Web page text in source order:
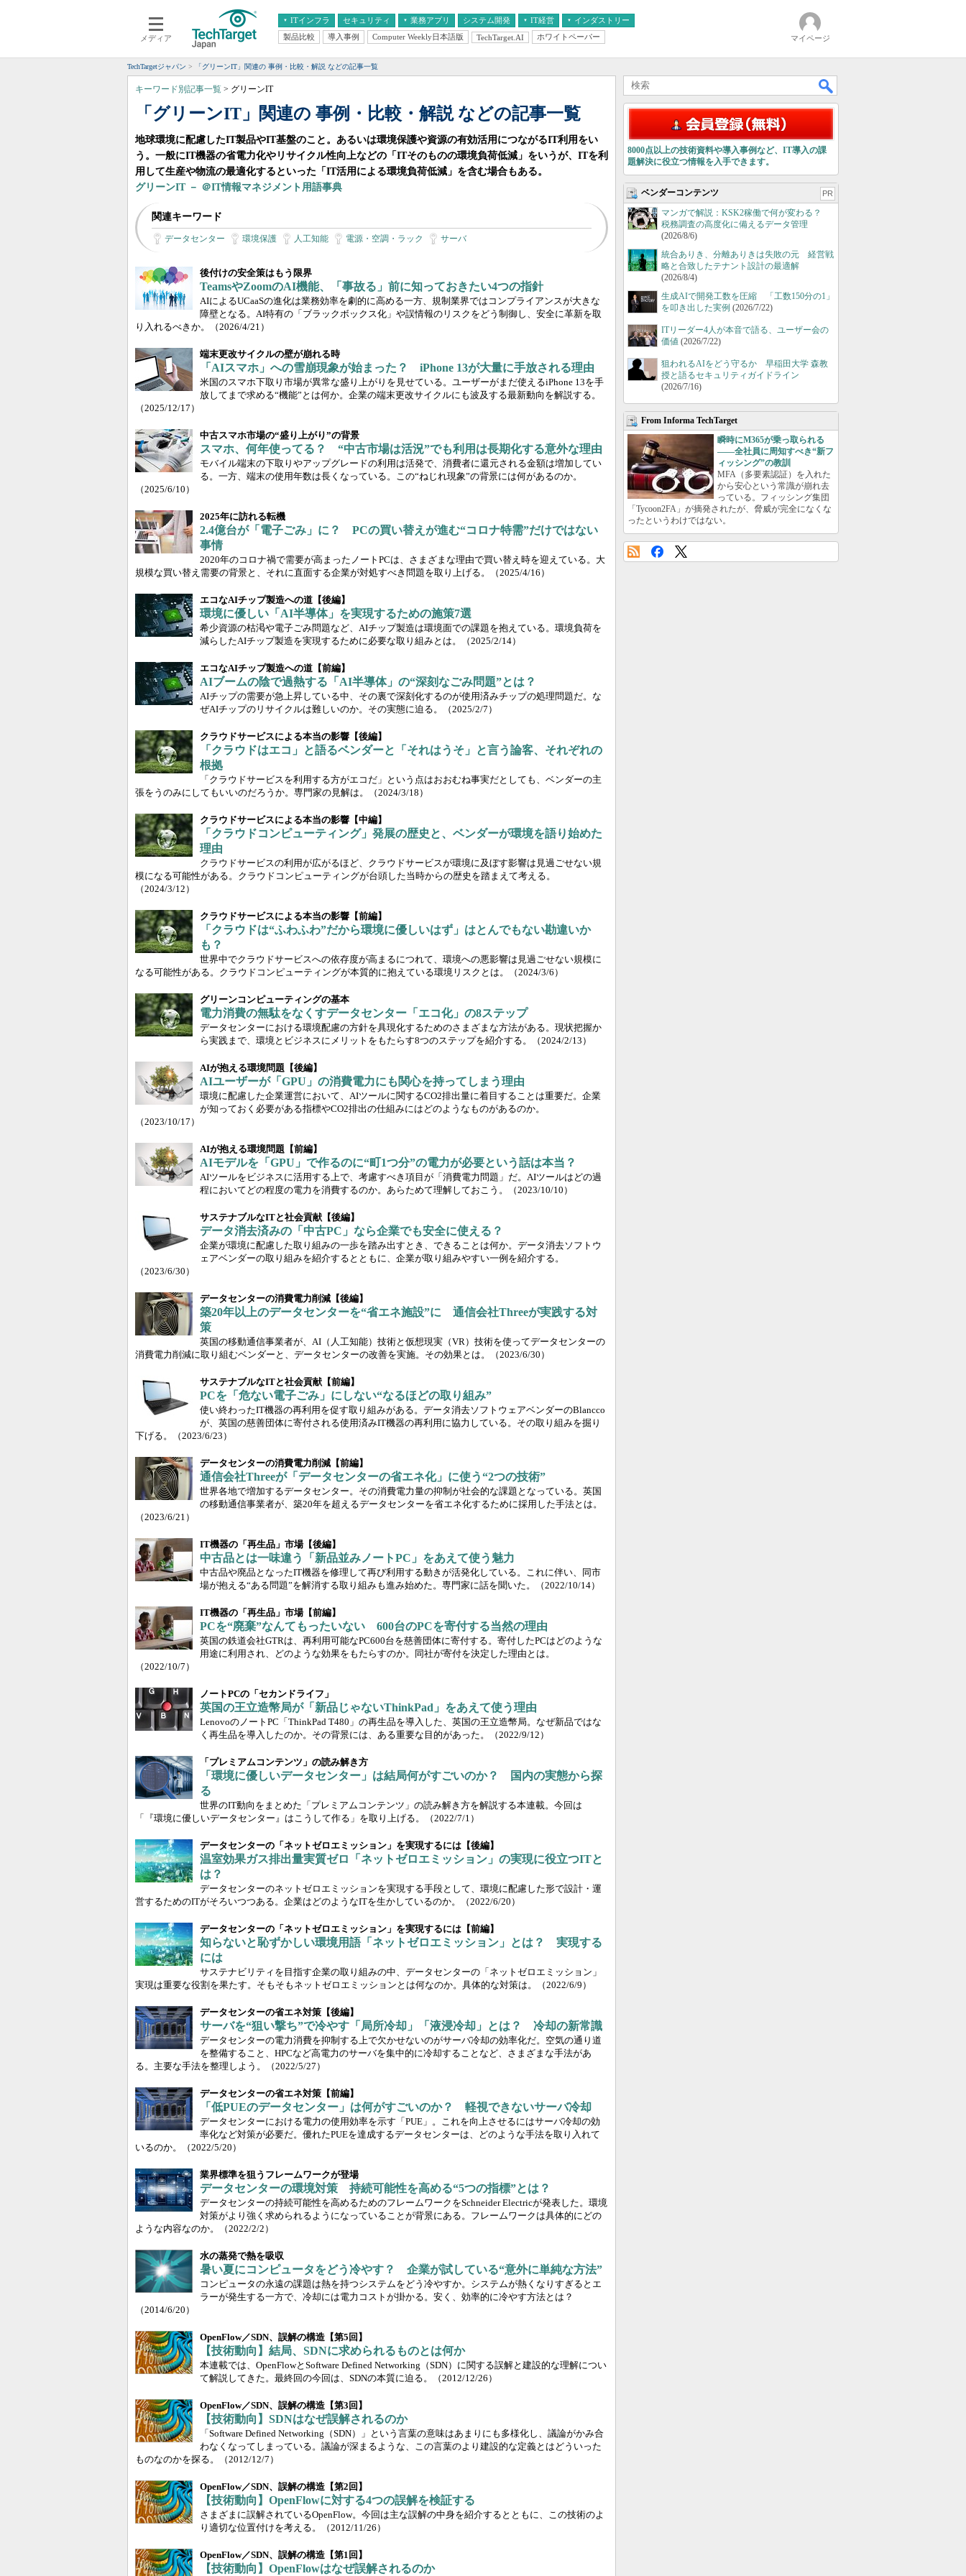
メディア
ITインフラ
クラウド
サーバ＆ストレージ
スマートモバイル
システム運用管理
セキュリティ 業務アプリ
エンタープライズAI
ERP
情報系システム
システム開発 IT経営
経営とIT
インダストリー
医療IT
製品比較 導入事例 Computer Weekly日本語版 TechTarget.AI ホワイトペーパー マイページ
TechTargetジャパン 「グリーンIT」関連の 事例・比較・解説 などの記事一覧
キーワード別記事一覧 > グリーンIT
「グリーンIT」関連の 事例・比較・解説 などの記事一覧
地球環境に配慮したIT製品やIT基盤のこと。あるいは環境保護や資源の有効活用につながるIT利用をい
う。一般にIT機器の省電力化やリサイクル性向上などの「ITそのものの環境負荷低減」をいうが、ITを利
用して生産や物流の最適化するといった「IT活用による環境負荷低減」を含む場合もある。
グリーンIT － ＠IT情報マネジメント用語事典
関連キーワード
データセンター 環境保護 人工知能 電源・空調・ラック サーバ
後付けの安全策はもう限界
TeamsやZoomのAI機能、「事故る」前に知っておきたい4つの指針
AIによるUCaaSの進化は業務効率を劇的に高める一方、規制業界ではコンプライアンスが大きな
障壁となる。AI特有の「ブラックボックス化」や誤情報のリスクをどう制御し、安全に革新を取
り入れるべきか。
（2026/4/21）
端末更改サイクルの壁が崩れる時
「AIスマホ」への雪崩現象が始まった？ iPhone 13が大量に手放される理由
米国のスマホ下取り市場が異常な盛り上がりを見せている。ユーザーがまだ使えるiPhone 13を手
放してまで求める“機能”とは何か。企業の端末更改サイクルにも波及する最新動向を解説する。
（2025/12/17）
中古スマホ市場の“盛り上がり”の背景
スマホ、何年使ってる？ “中古市場は活況”でも利用は長期化する意外な理由
モバイル端末の下取りやアップグレードの利用は活発で、消費者に還元される金額は増加してい
る。一方、端末の使用年数は長くなっている。この“ねじれ現象”の背景には何があるのか。
（2025/6/10）
2025年に訪れる転機
2.4億台が「電子ごみ」に？ PCの買い替えが進む“コロナ特需”だけではない
事情
2020年のコロナ禍で需要が高まったノートPCは、さまざまな理由で買い替え時を迎えている。大
規模な買い替え需要の背景と、それに直面する企業が対処すべき問題を取り上げる。
（2025/4/16）
エコなAIチップ製造への道【後編】
環境に優しい「AI半導体」を実現するための施策7選
希少資源の枯渇や電子ごみ問題など、AIチップ製造は環境面での課題を抱えている。環境負荷を
減らしたAIチップ製造を実現するために必要な取り組みとは。
（2025/2/14）
エコなAIチップ製造への道【前編】
AIブームの陰で過熱する「AI半導体」の“深刻なごみ問題”とは？
AIチップの需要が急上昇している中、その裏で深刻化するのが使用済みチップの処理問題だ。な
ぜAIチップのリサイクルは難しいのか。その実態に迫る。
（2025/2/7）
クラウドサービスによる本当の影響【後編】
「クラウドはエコ」と語るベンダーと「それはうそ」と言う論客、それぞれの
根拠
「クラウドサービスを利用する方がエコだ」という点はおおむね事実だとしても、ベンダーの主
張をうのみにしてもいいのだろうか。専門家の見解は。
（2024/3/18）
クラウドサービスによる本当の影響【中編】
「クラウドコンピューティング」発展の歴史と、ベンダーが環境を語り始めた
理由
クラウドサービスの利用が広がるほど、クラウドサービスが環境に及ぼす影響は見過ごせない規
模になる可能性がある。クラウドコンピューティングが台頭した当時からの歴史を踏まえて考える。
（2024/3/12）
クラウドサービスによる本当の影響【前編】
「クラウドは“ふわふわ”だから環境に優しいはず」はとんでもない勘違いか
も？
世界中でクラウドサービスへの依存度が高まるにつれて、環境への悪影響は見過ごせない規模に
なる可能性がある。クラウドコンピューティングが本質的に抱えている環境リスクとは。
（2024/3/6）
グリーンコンピューティングの基本
電力消費の無駄をなくすデータセンター「エコ化」の8ステップ
データセンターにおける環境配慮の方針を具現化するためのさまざまな方法がある。現状把握か
ら実践まで、環境とビジネスにメリットをもたらす8つのステップを紹介する。
（2024/2/13）
AIが抱える環境問題【後編】
AIユーザーが「GPU」の消費電力にも関心を持ってしまう理由
環境に配慮した企業運営において、AIツールに関するCO2排出量に着目することは重要だ。企業
が知っておく必要がある指標やCO2排出の仕組みにはどのようなものがあるのか。
（2023/10/17）
AIが抱える環境問題【前編】
AIモデルを「GPU」で作るのに“町1つ分”の電力が必要という話は本当？
AIツールをビジネスに活用する上で、考慮すべき項目が「消費電力問題」だ。AIツールはどの過
程においてどの程度の電力を消費するのか。あらためて理解しておこう。
（2023/10/10）
サステナブルなITと社会貢献【後編】
データ消去済みの「中古PC」なら企業でも安全に使える？
企業が環境に配慮した取り組みの一歩を踏み出すとき、できることは何か。データ消去ソフトウ
ェアベンダーの取り組みを紹介するとともに、企業が取り組みやすい一例を紹介する。
（2023/6/30）
データセンターの消費電力削減【後編】
築20年以上のデータセンターを“省エネ施設”に 通信会社Threeが実践する対
策
英国の移動通信事業者が、AI（人工知能）技術と仮想現実（VR）技術を使ってデータセンターの
消費電力削減に取り組むベンダーと、データセンターの改善を実施。その効果とは。
（2023/6/30）
サステナブルなITと社会貢献【前編】
PCを「危ない電子ごみ」にしない“なるほどの取り組み”
使い終わったIT機器の再利用を促す取り組みがある。データ消去ソフトウェアベンダーのBlancco
が、英国の慈善団体に寄付される使用済みIT機器の再利用に協力している。その取り組みを掘り
下げる。
（2023/6/23）
データセンターの消費電力削減【前編】
通信会社Threeが「データセンターの省エネ化」に使う“2つの技術”
世界各地で増加するデータセンター。その消費電力量の抑制が社会的な課題となっている。英国
の移動通信事業者が、築20年を超えるデータセンターを省エネ化するために採用した手法とは。
（2023/6/21）
IT機器の「再生品」市場【後編】
中古品とは一味違う「新品並みノートPC」をあえて使う魅力
中古品や廃品となったIT機器を修理して再び利用する動きが活発化している。これに伴い、同市
場が抱える“ある問題”を解消する取り組みも進み始めた。専門家に話を聞いた。
（2022/10/14）
IT機器の「再生品」市場【前編】
PCを“廃棄”なんてもったいない 600台のPCを寄付する当然の理由
英国の鉄道会社GTRは、再利用可能なPC600台を慈善団体に寄付する。寄付したPCはどのような
用途に利用され、どのような効果をもたらすのか。同社が寄付を決定した理由とは。
（2022/10/7）
ノートPCの「セカンドライフ」
英国の王立造幣局が「新品じゃないThinkPad」をあえて使う理由
LenovoのノートPC「ThinkPad T480」の再生品を導入した、英国の王立造幣局。なぜ新品ではな
く再生品を導入したのか。その背景には、ある重要な目的があった。
（2022/9/12）
「プレミアムコンテンツ」の読み解き方
「環境に優しいデータセンター」は結局何がすごいのか？ 国内の実態から探
る
世界のIT動向をまとめた「プレミアムコンテンツ」の読み解き方を解説する本連載。今回は
「『環境に優しいデータセンター』はこうして作る」を取り上げる。
（2022/7/1）
データセンターの「ネットゼロエミッション」を実現するには【後編】
温室効果ガス排出量実質ゼロ「ネットゼロエミッション」の実現に役立つITと
は？
データセンターのネットゼロエミッションを実現する手段として、環境に配慮した形で設計・運
営するためのITがそろいつつある。企業はどのようなITを生かしているのか。
（2022/6/20）
データセンターの「ネットゼロエミッション」を実現するには【前編】
知らないと恥ずかしい環境用語「ネットゼロエミッション」とは？ 実現する
には
サステナビリティを目指す企業の取り組みの中、データセンターの「ネットゼロエミッション」
実現は重要な役割を果たす。そもそもネットゼロエミッションとは何なのか。具体的な対策は。
（2022/6/9）
データセンターの省エネ対策【後編】
サーバを“狙い撃ち”で冷やす「局所冷却」「液浸冷却」とは？ 冷却の新常識
データセンターの電力消費を抑制する上で欠かせないのがサーバ冷却の効率化だ。空気の通り道
を整備すること、HPCなど高電力のサーバを集中的に冷却することなど、さまざまな手法があ
る。主要な手法を整理しよう。
（2022/5/27）
データセンターの省エネ対策【前編】
「低PUEのデータセンター」は何がすごいのか？ 軽視できないサーバ冷却
データセンターにおける電力の使用効率を示す「PUE」。これを向上させるにはサーバ冷却の効
率化など対策が必要だ。優れたPUEを達成するデータセンターは、どのような手法を取り入れて
いるのか。
（2022/5/20）
業界標準を狙うフレームワークが登場
データセンターの環境対策 持続可能性を高める“5つの指標”とは？
データセンターの持続可能性を高めるためのフレームワークをSchneider Electricが発表した。環境
対策がより強く求められるようになっていることが背景にある。フレームワークは具体的にどの
ような内容なのか。
（2022/2/2）
水の蒸発で熱を吸収
暑い夏にコンピュータをどう冷やす？ 企業が試している“意外に単純な方法”
コンピュータの永遠の課題は熱を持つシステムをどう冷やすか。システムが熱くなりすぎるとエ
ラーが発生する一方で、冷却には電力コストが掛かる。安く、効率的に冷やす方法とは？
（2014/6/20）
OpenFlow／SDN、誤解の構造【第5回】
【技術動向】結局、SDNに求められるものとは何か
本連載では、OpenFlowとSoftware Defined Networking（SDN）に関する誤解と建設的な理解につい
て解説してきた。最終回の今回は、SDNの本質に迫る。
（2012/12/26）
OpenFlow／SDN、誤解の構造【第3回】
【技術動向】SDNはなぜ誤解されるのか
「Software Defined Networking（SDN）」という言葉の意味はあまりにも多様化し、議論がかみ合
わなくなってしまっている。議論が深まるような、この言葉のより建設的な定義とはどういった
ものなのかを探る。
（2012/12/7）
OpenFlow／SDN、誤解の構造【第2回】
【技術動向】OpenFlowに対する4つの誤解を検証する
さまざまに誤解されているOpenFlow。今回は主な誤解の中身を紹介するとともに、この技術のよ
り適切な位置付けを考える。
（2012/11/26）
OpenFlow／SDN、誤解の構造【第1回】
【技術動向】OpenFlowはなぜ誤解されるのか
8000点以上の技術資料や導入事例など、IT導入の課
題解決に役立つ情報を入手できます。
ベンダーコンテンツ PR
マンガで解説：KSK2稼働で何が変わる？
税務調査の高度化に備えるデータ管理
(2026/8/6)
統合ありき、分離ありきは失敗の元 経営戦
略と合致したテナント設計の最適解
(2026/8/4)
生成AIで開発工数を圧縮 「工数150分の1」
を叩き出した実例 (2026/7/22)
ITリーダー4人が本音で語る、ユーザー会の
価値 (2026/7/22)
狙われるAIをどう守るか 早稲田大学 森教
授と語るセキュリティガイドライン
(2026/7/16)
From Informa TechTarget
瞬時にM365が乗っ取られる
――全社員に周知すべき“新フ
ィッシング”の教訓
MFA（多要素認証）を入れた
から安心という常識が崩れ去
っている。フィッシング集団
「Tycoon2FA」が摘発されたが、脅威が完全になくな
ったというわけではない。